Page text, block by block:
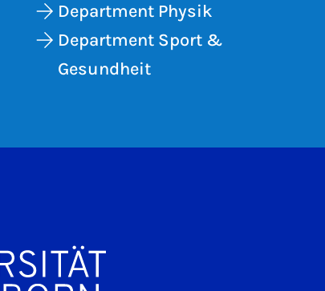
Department Physik
Department Sport &
Gesundheit